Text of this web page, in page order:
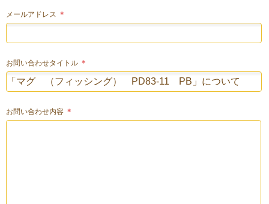
メールアドレス ＊
お問い合わせタイトル ＊
お問い合わせ内容 ＊